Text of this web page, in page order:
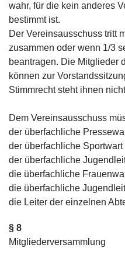
wahr, für die kein anderes
bestimmt ist.
Der Vereinsausschuss tritt
zusammen oder wenn 1/3
beantragen. Die Mitglieder
können zur
Stimmrecht steht ihnen
Dem Vereinsausschuss
der überfachliche
der überfachliche Sportwart
der überfachliche
die überfachliche
die überfachliche
die Leiter der einzelnen
§ 8
Mitgliederversammlung